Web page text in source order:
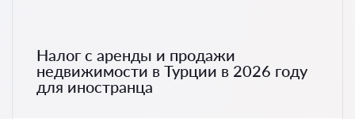
Налог с аренды и продажи
недвижимости в Турции в 2026 году
для иностранца